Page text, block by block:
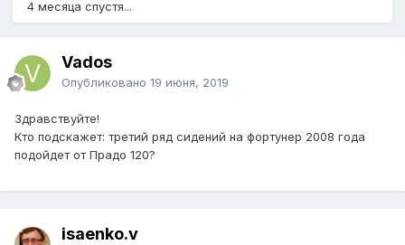
4 месяца спустя...
Vados
Опубликовано 19 июня, 2019
Здравствуйте!
Кто подскажет: третий ряд сидений на фортунер 2008 года
подойдет от Прадо 120?
isaenko.v